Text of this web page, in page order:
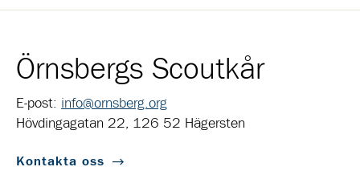
Örnsbergs Scoutkår
E-post: info@ornsberg.org
Hövdingagatan 22, 126 52 Hägersten
Kontakta oss